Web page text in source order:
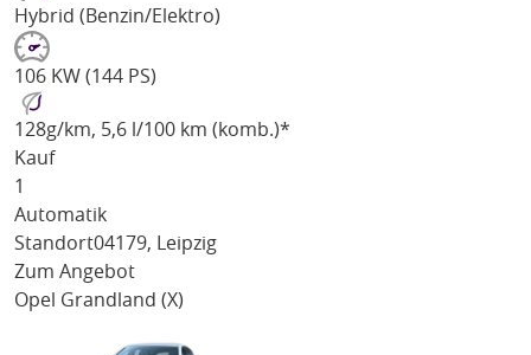
Hybrid (Benzin/Elektro)
106 KW (144 PS)
128g/km, 5,6 l/100 km (komb.)*
Kauf
1
Automatik
Standort04179, Leipzig
Zum Angebot
Opel Grandland (X)